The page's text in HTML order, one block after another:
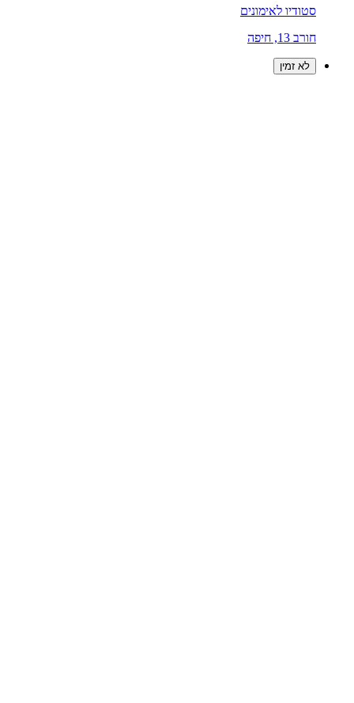
סטודיו לאימונים
חורב 13, חיפה
לא זמין